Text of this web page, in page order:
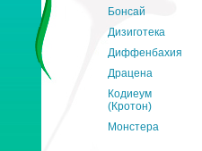
Бонсай
Дизиготека
Диффенбахия
Драцена
Кодиеум
(Кротон)
Монстера